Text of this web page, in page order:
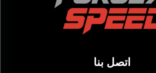
اتصل بنا